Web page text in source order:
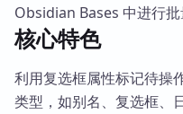
Obsidian Bases 中进行批
核心特色
利用复选框属性标记待操
类型，如别名、复选框、